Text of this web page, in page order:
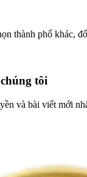
thành phố khác,
tôi
và bài viết mới